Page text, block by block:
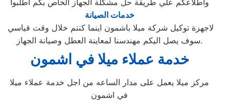
واطلاعكم علي طريقة حل مشكلة الجهاز الخاص بكم أطلبوا
خدمات الصيانة
سوف يصل اليكم مهندسنا لمعاينة العطل وصيانة الجهاز.
خدمة عملاء ميلا في اشمون
مركز ميلا يعمل على مدار الساعه من اجل خدمة عملاء ميلا
في اشمون